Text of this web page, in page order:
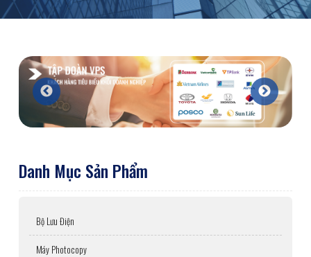
Danh Mục Sản Phẩm
Bộ Lưu Điện
Máy Photocopy